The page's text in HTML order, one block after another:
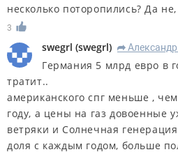
несколько поторопились? Да
3
swegrl (swegrl) R Александр
Германия 5 млрд евро в
тратит..
американского спг меньше ,
году, а цены на газ довоенные
ветряки и Солнечная
доля с каждым годом, больше